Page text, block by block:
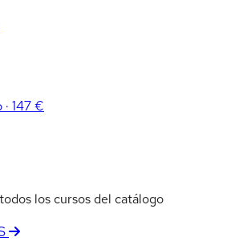
147 €
los cursos del catálogo